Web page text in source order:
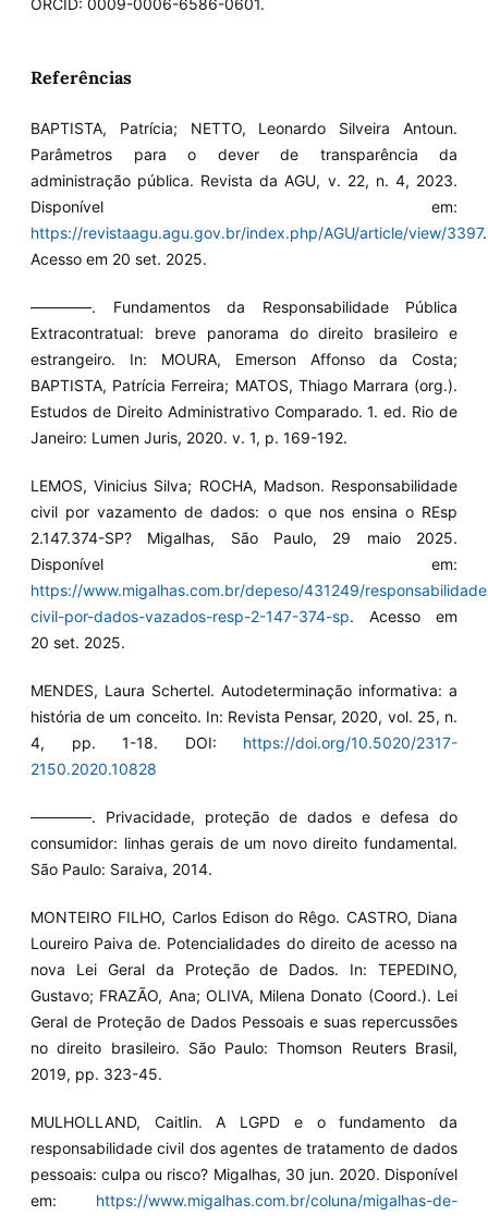
ORCID: 0009-0006-6586-0601.
Referências
BAPTISTA, Patrícia; NETTO, Leonardo Silveira Antoun.
Parâmetros para o dever de transparência da
administração pública. Revista da AGU, v. 22, n. 4, 2023.
Disponível em:
https://revistaagu.agu.gov.br/index.php/AGU/article/view/3397.
Acesso em 20 set. 2025.
————. Fundamentos da Responsabilidade Pública
Extracontratual: breve panorama do direito brasileiro e
estrangeiro. In: MOURA, Emerson Affonso da Costa;
BAPTISTA, Patrícia Ferreira; MATOS, Thiago Marrara (org.).
Estudos de Direito Administrativo Comparado. 1. ed. Rio de
Janeiro: Lumen Juris, 2020. v. 1, p. 169-192.
LEMOS, Vinicius Silva; ROCHA, Madson. Responsabilidade
civil por vazamento de dados: o que nos ensina o REsp
2.147.374-SP? Migalhas, São Paulo, 29 maio 2025.
Disponível em:
https://www.migalhas.com.br/depeso/431249/
civil-por-dados-vazados-resp-2-147-374-sp. Acesso em
20 set. 2025.
MENDES, Laura Schertel. Autodeterminação informativa: a
história de um conceito. In: Revista Pensar, 2020, vol. 25, n.
4, pp. 1-18. DOI: https://doi.org/10.5020/2317-
2150.2020.10828
————. Privacidade, proteção de dados e defesa do
consumidor: linhas gerais de um novo direito fundamental.
São Paulo: Saraiva, 2014.
MONTEIRO FILHO, Carlos Edison do Rêgo. CASTRO, Diana
Loureiro Paiva de. Potencialidades do direito de acesso na
nova Lei Geral da Proteção de Dados. In: TEPEDINO,
Gustavo; FRAZÃO, Ana; OLIVA, Milena Donato (Coord.). Lei
Geral de Proteção de Dados Pessoais e suas repercussões
no direito brasileiro. São Paulo: Thomson Reuters Brasil,
2019, pp. 323-45.
MULHOLLAND, Caitlin. A LGPD e o fundamento da
responsabilidade civil dos agentes de tratamento de dados
pessoais: culpa ou risco? Migalhas, 30 jun. 2020. Disponível
em: https://www.migalhas.com.br/coluna/migalhas-de-